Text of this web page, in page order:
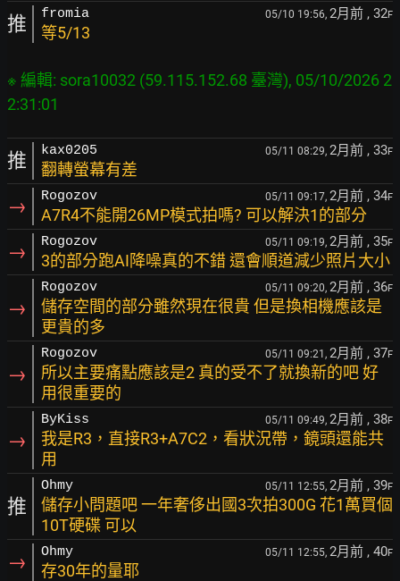
推 fromia 05/10 19:56, 2月前 , 32F
等5/13
※ 編輯: sora10032 (59.115.152.68 臺灣), 05/10/2026 2
推 kax0205 05/11 08:29, 2月前 , 33F
翻轉螢幕有差
→ Rogozov 05/11 09:17, 2月前 , 34F
A7R4不能開26MP模式拍嗎? 可以解決1的部分
→ Rogozov 05/11 09:19, 2月前 , 35F
3的部分跑AI降噪真的不錯 還會順道減少照片大小
→
Rogozov 05/11 09:20, 2月前 , 36F
儲存空間的部分雖然現在很貴 但是換相機應該是
更貴的多
→
Rogozov 05/11 09:21, 2月前 , 37F
所以主要痛點應該是2 真的受不了就換新的吧 好
用很重要的
→
ByKiss 05/11 09:49, 2月前 , 38F
我是R3，直接R3+A7C2，看狀況帶，鏡頭還能共
用
推
Ohmy 05/11 12:55, 2月前 , 39F
儲存小問題吧 一年奢侈出國3次拍300G 花1萬買個
10T硬碟 可以
→ Ohmy 05/11 12:55, 2月前 , 40F
存30年的量耶